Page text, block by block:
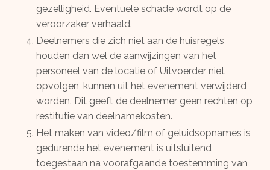
gezelligheid. Eventuele schade wordt op de
veroorzaker verhaald.
Deelnemers die zich niet aan de huisregels
houden dan wel de aanwijzingen van het
personeel van de locatie of Uitvoerder niet
opvolgen, kunnen uit het evenement verwijderd
worden. Dit geeft de deelnemer geen rechten op
restitutie van deelnamekosten.
Het maken van video/film of geluidsopnames is
gedurende het evenement is uitsluitend
toegestaan na voorafgaande toestemming van